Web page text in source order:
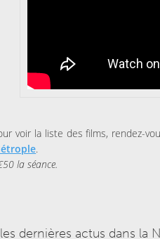
voir la liste des films, rendez-
.
la séance.
dernières actus dans la